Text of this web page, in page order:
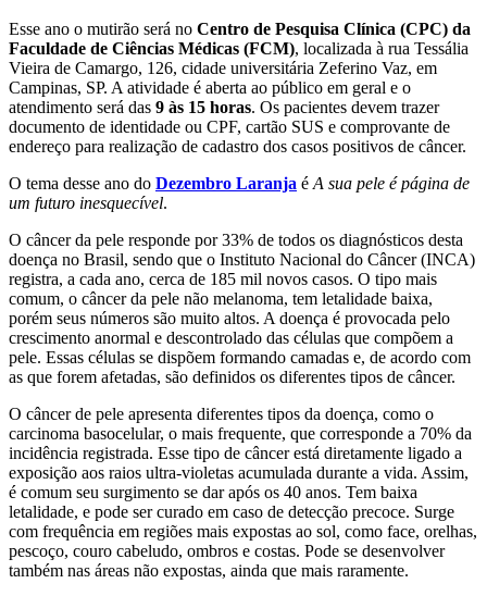
Esse ano o mutirão será no Centro de Pesquisa Clínica (CPC) da
Faculdade de Ciências Médicas (FCM), localizada à rua Tessália
Vieira de Camargo, 126, cidade universitária Zeferino Vaz, em
Campinas, SP. A atividade é aberta ao público em geral e o
atendimento será das 9 às 15 horas. Os pacientes devem trazer
documento de identidade ou CPF, cartão SUS e comprovante de
endereço para realização de cadastro dos casos positivos de câncer.
O tema desse ano do Dezembro Laranja é A sua pele é página de
um futuro inesquecível.
O câncer da pele responde por 33% de todos os diagnósticos desta
doença no Brasil, sendo que o Instituto Nacional do Câncer (INCA)
registra, a cada ano, cerca de 185 mil novos casos. O tipo mais
comum, o câncer da pele não melanoma, tem letalidade baixa,
porém seus números são muito altos. A doença é provocada pelo
crescimento anormal e descontrolado das células que compõem a
pele. Essas células se dispõem formando camadas e, de acordo com
as que forem afetadas, são definidos os diferentes tipos de câncer.
O câncer de pele apresenta diferentes tipos da doença, como o
carcinoma basocelular, o mais frequente, que corresponde a 70% da
incidência registrada. Esse tipo de câncer está diretamente ligado a
exposição aos raios ultra-violetas acumulada durante a vida. Assim,
é comum seu surgimento se dar após os 40 anos. Tem baixa
letalidade, e pode ser curado em caso de detecção precoce. Surge
com frequência em regiões mais expostas ao sol, como face, orelhas,
pescoço, couro cabeludo, ombros e costas. Pode se desenvolver
também nas áreas não expostas, ainda que mais raramente.